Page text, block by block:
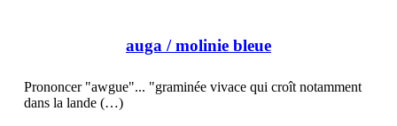
auga / molinie bleue
Prononcer "awgue"... "graminée vivace qui croît notamment
dans la lande (…)